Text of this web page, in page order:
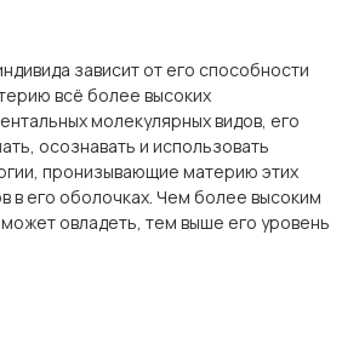
зависит от его способности
всё более высоких
молекулярных видов, его
осознавать и использовать
пронизывающие материю этих
в его оболочках. Чем более высоким
овладеть, тем выше его уровень